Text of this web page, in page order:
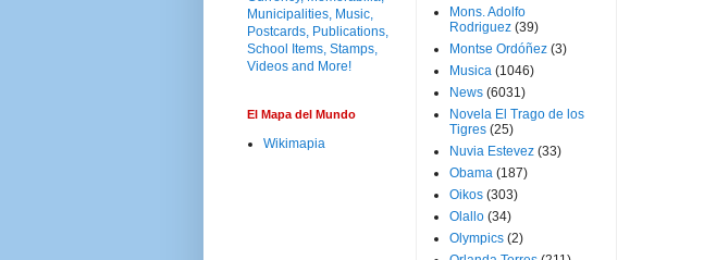
El Mapa del Mundo
Wikimapia
Mons. Adolfo
Rodriguez (39)
Montse Ordóñez (3)
Musica (1046)
News (6031)
Novela El Trago de los
Tigres (25)
Nuvia Estevez (33)
Obama (187)
Oikos (303)
Olallo (34)
Olympics (2)